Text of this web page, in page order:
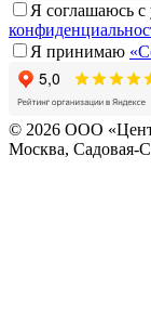
Я соглашаюсь с
Я принимаю
© 2026 ООО
Москва, Садовая-